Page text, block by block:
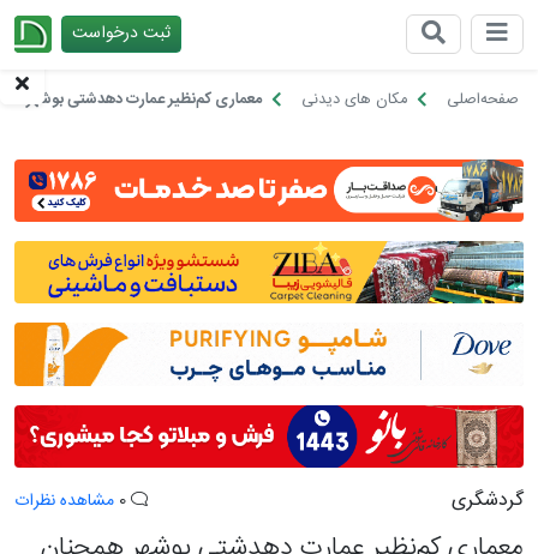
ثبت درخواست
صفحه‌اصلی مکان های دیدنی معماری کم‌نظیر عمارت دهدشتی بوشهر
گردشگری مشاهده نظرات